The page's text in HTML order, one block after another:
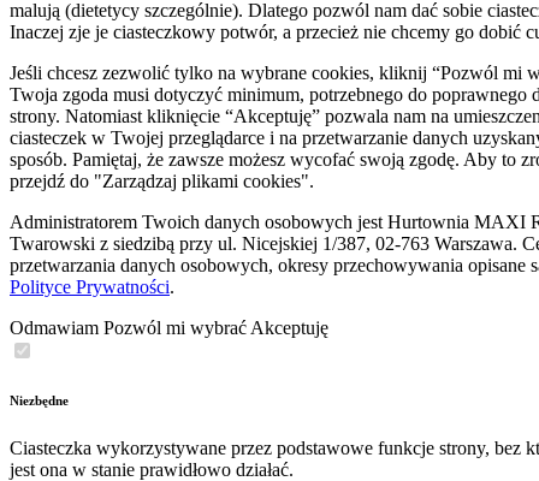
malują (dietetycy szczególnie). Dlatego pozwól nam dać sobie
Inaczej zje je ciasteczkowy potwór, a przecież nie chcemy go dobić
Jeśli chcesz zezwolić tylko na wybrane cookies, kliknij “Pozwól mi
Twoja zgoda musi dotyczyć minimum, potrzebnego do poprawnego
strony. Natomiast kliknięcie “Akceptuję” pozwala nam na
ciasteczek w Twojej przeglądarce i na przetwarzanie danych
sposób. Pamiętaj, że zawsze możesz wycofać swoją zgodę. Aby to
przejdź do "Zarządzaj plikami cookies".
Administratorem Twoich danych osobowych jest Hurtownia MAXI
Twarowski z siedzibą przy ul. Nicejskiej 1/387, 02-763 Warszawa.
przetwarzania danych osobowych, okresy przechowywania opisane
Polityce Prywatności.
Odmawiam Pozwól mi wybrać Akceptuję
Niezbędne
Ciasteczka wykorzystywane przez podstawowe funkcje strony, bez
jest ona w stanie prawidłowo działać.